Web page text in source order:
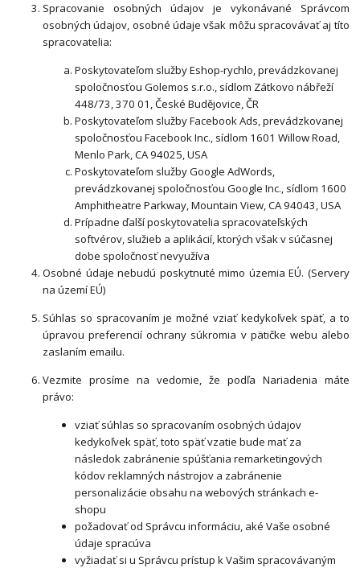
Spracovanie osobných údajov je vykonávané Správcom
osobných údajov, osobné údaje však môžu spracovávať aj títo
spracovatelia:
Poskytovateľom služby Eshop-rychlo, prevádzkovanej
spoločnosťou Golemos s.r.o., sídlom Zátkovo nábřeží
448/73, 370 01, České Budějovice, ČR
Poskytovateľom služby Facebook Ads, prevádzkovanej
spoločnosťou Facebook Inc., sídlom 1601 Willow Road,
Menlo Park, CA 94025, USA
Poskytovateľom služby Google AdWords,
prevádzkovanej spoločnosťou Google Inc., sídlom 1600
Amphitheatre Parkway, Mountain View, CA 94043, USA
Prípadne ďalší poskytovatelia spracovateľských
softvérov, služieb a aplikácií, ktorých však v súčasnej
dobe spoločnosť nevyužíva
Osobné údaje nebudú poskytnuté mimo územia EÚ. (Servery
na území EÚ)
Súhlas so spracovaním je možné vziať kedykoľvek späť, a to
úpravou preferencií ochrany súkromia v pätičke webu alebo
zaslaním emailu.
Vezmite prosíme na vedomie, že podľa Nariadenia máte
právo:
vziať súhlas so spracovaním osobných údajov
kedykoľvek späť, toto späť vzatie bude mať za
následok zabránenie spúšťania remarketingových
kódov reklamných nástrojov a zabránenie
personalizácie obsahu na webových stránkach e-
shopu
požadovať od Správcu informáciu, aké Vaše osobné
údaje spracúva
vyžiadať si u Správcu prístup k Vašim spracovávaným